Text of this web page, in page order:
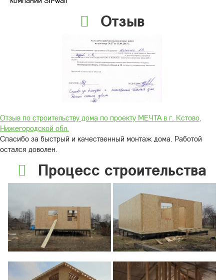
Отзыв
Отзыв по строительству дома по проекту МЕЧТА в г. Кстово,
Нижегородской обл.
Спасибо за быстрый и качественный монтаж дома. Работой
остался доволен.
Процесс строительства